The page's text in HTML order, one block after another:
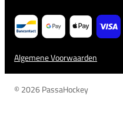
Algemene Voorwaarden
© 2026 PassaHockey